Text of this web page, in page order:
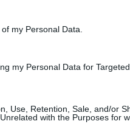
my Personal Data.
my Personal Data for Targeted
Use, Retention, Sale, and/or
with the Purposes for
Ηρώ Μπέζου, Αλίκη